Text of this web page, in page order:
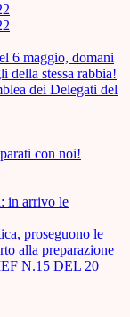
6 maggio, domani
della stessa rabbia!
dei Delegati del
con noi!
in arrivo le
proseguono le
alla preparazione
N.15 DEL 20